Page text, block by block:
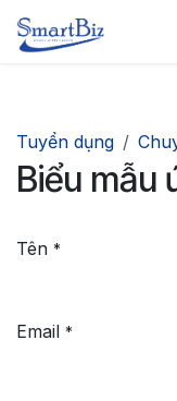
Bỏ qua để đến Nội
Tuyển dụng
Biểu mẫu
Tên *
Email *